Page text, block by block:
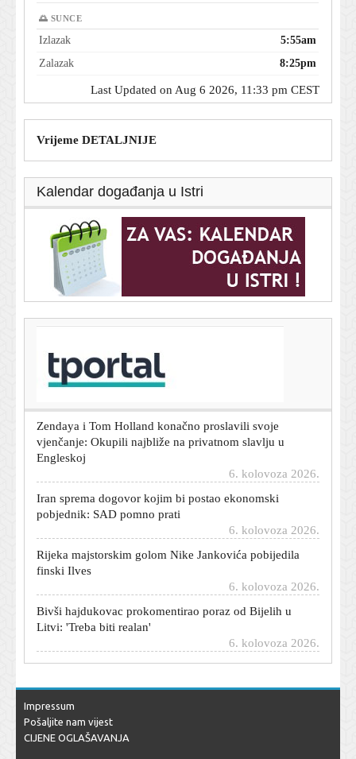
🌅 SUNCE
Izlazak
5:55am
Zalazak
8:25pm
Last Updated on Aug 6 2026, 11:33 pm CEST
Vrijeme DETALJNIJE
Kalendar događanja u Istri
T-portal.hr
Ključni minerali ruše rekorde: Cijena samo jednog
porasla je za 622 posto
Zendaya i Tom Holland konačno proslavili svoje
vjenčanje: Okupili najbliže na privatnom slavlju u
Engleskoj
Iran sprema dogovor kojim bi postao ekonomski
pobjednik: SAD pomno prati
Rijeka majstorskim golom Nike Jankovića pobijedila
finski Ilves
Bivši hajdukovac prokomentirao poraz od Bijelih u
Litvi: 'Treba biti realan'
Rijeka dovela mladog hrvatskog reprezentativca iz
Stuttgarta?
Stiže kratki predah od paklene vrućine: Pogledajte gdje
će biti najugodnije
Impressum
Pošaljite nam vijest
CIJENE OGLAŠAVANJA